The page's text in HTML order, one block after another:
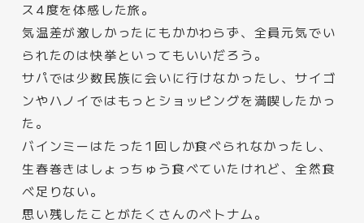
ス4度を体感した旅。
気温差が激しかったにもかかわらず、全員元気でい
られたのは快挙といってもいいだろう。
サパでは少数民族に会いに行けなかったし、サイゴ
ンやハノイではもっとショッピングを満喫したかっ
た。
バインミーはたった1回しか食べられなかったし、
生春巻きはしょっちゅう食べていたけれど、全然食
べ足りない。
思い残したことがたくさんのベトナム。